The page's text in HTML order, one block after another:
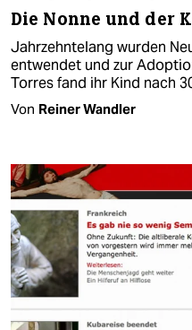
Die Nonne und der
Jahrzehntelang wurden
entwendet und zur
Torres fand ihr Kind nach
Von Reiner Wandler